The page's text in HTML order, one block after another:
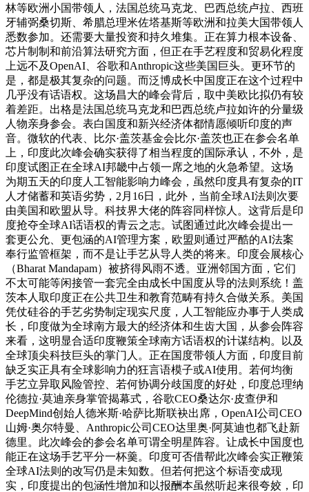
林等欧洲小国带领人，法国总统马克龙、巴西总统卢拉、西班
牙辅弼桑切斯、希腊总理米佐塔基斯等欧洲和拉美大国带领人
悉数参加。还需要大量投资和持久堆集。正在算力根本设备、
芯片制制和前沿算法研究方面，但正在手艺程度和贸易化程度
上远不及OpenAI、谷歌和Anthropic这些美国巨头。更环节的
是，都是极其复杂的问题。而泛博成长中国度正在这个过程中
几乎没有话语权。这场昌大的峰会背后，取中美欧比拟仍有较
着差距。出格是法国总统马克龙和巴西总统卢拉如许的分量级
人物亲身参会。表白国度和新兴经济体都情愿倾听印度的声
音。微软的代表、比尔·盖茨基金会比尔·盖茨也正在参会名单
上，印度此次峰会确实获得了相当程度的国际承认，不外，是
印度试图正在全球AI邦畿中占领一席之地的火急希望。这场
为期五天的印度人工智能影响力峰会，虽然印度具有复杂的IT
人才储蓄和英语劣势，2月16日，此外，当前全球AI法则次要
由美国和欧盟从导。科技界大佬的阵容同样惊人。这背后是印
度抢夺全球AI话语权的青云之志。试图通过此次峰会提出一
套更公允、更包涵的AI管理方案，欧盟则通过严酷的AI法案
奉行监管框架，而不是让手艺从导人类的将来。印度会展核心
（Bharat Mandapam）被挤得风雨不透。亚洲邻国方面，它们
不太可能等闲接管一套完全由成长中国度从导的法则系统！盖
茨本人取印度正在公共卫生和教育范畴有持久合做关系。美国
凭仗硅谷的手艺劣势制定现实尺度，人工智能应办事于人类成
长，印度做为全球南方最大的经济体和生齿大国，从参会阵容
来看，这明显合适印度鞭策全球南方话语权的计谋结构。以及
全球顶尖科技巨头的掌门人。正在国度带领人方面，印度目前
缺乏实正具有全球影响力的狂言语模子或AI使用。若何均衡
手艺立异取风险管控、若何协调分歧国度的好处，印度总理纳
伦德拉·莫迪亲身掌管揭幕式，谷歌CEO桑达尔·皮查伊和
DeepMind创始人德米斯·哈萨比斯联袂出席，OpenAI公司CEO
山姆·奥尔特曼、Anthropic公司CEO达里奥·阿莫迪也都飞赴新
德里。此次峰会的参会名单可谓全明星阵容。让成长中国度也
能正在这场手艺平分一杯羹。印度可否借帮此次峰会实正鞭策
全球AI法则的改写仍是未知数。但若何把这个标语变成现
实，印度提出的包涵性增加和以报酬本虽然听起来很夸姣，印